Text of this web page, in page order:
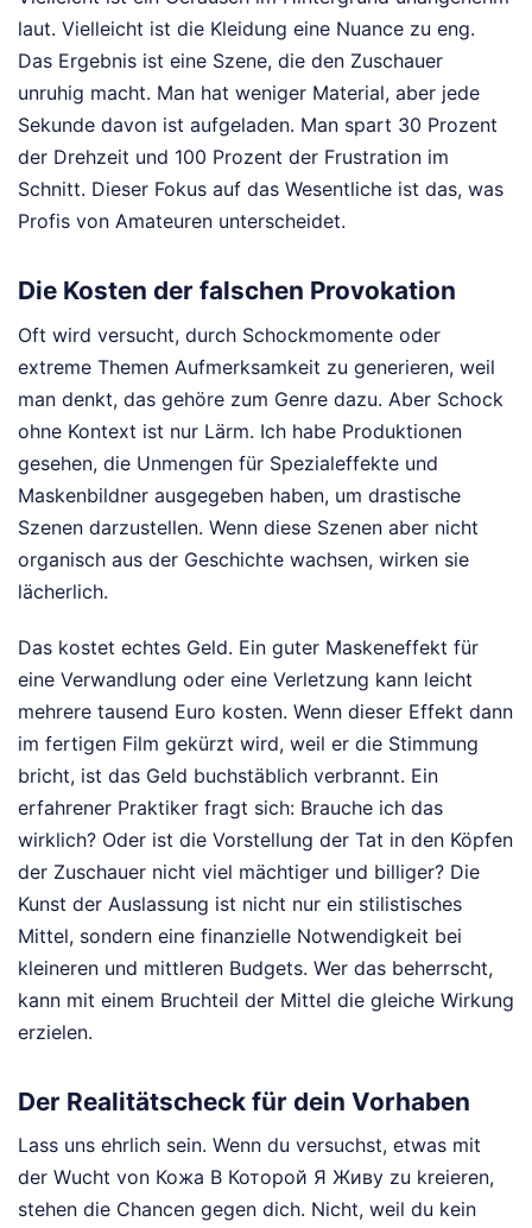
laut. Vielleicht ist die Kleidung eine Nuance zu eng.
Das Ergebnis ist eine Szene, die den Zuschauer
unruhig macht. Man hat weniger Material, aber jede
Sekunde davon ist aufgeladen. Man spart 30 Prozent
der Drehzeit und 100 Prozent der Frustration im
Schnitt. Dieser Fokus auf das Wesentliche ist das, was
Profis von Amateuren unterscheidet.
Die Kosten der falschen Provokation
Oft wird versucht, durch Schockmomente oder
extreme Themen Aufmerksamkeit zu generieren, weil
man denkt, das gehöre zum Genre dazu. Aber Schock
ohne Kontext ist nur Lärm. Ich habe Produktionen
gesehen, die Unmengen für Spezialeffekte und
Maskenbildner ausgegeben haben, um drastische
Szenen darzustellen. Wenn diese Szenen aber nicht
organisch aus der Geschichte wachsen, wirken sie
lächerlich.
Das kostet echtes Geld. Ein guter Maskeneffekt für
eine Verwandlung oder eine Verletzung kann leicht
mehrere tausend Euro kosten. Wenn dieser Effekt dann
im fertigen Film gekürzt wird, weil er die Stimmung
bricht, ist das Geld buchstäblich verbrannt. Ein
erfahrener Praktiker fragt sich: Brauche ich das
wirklich? Oder ist die Vorstellung der Tat in den Köpfen
der Zuschauer nicht viel mächtiger und billiger? Die
Kunst der Auslassung ist nicht nur ein stilistisches
Mittel, sondern eine finanzielle Notwendigkeit bei
kleineren und mittleren Budgets. Wer das beherrscht,
kann mit einem Bruchteil der Mittel die gleiche Wirkung
erzielen.
Der Realitätscheck für dein Vorhaben
Lass uns ehrlich sein. Wenn du versuchst, etwas mit
der Wucht von Кожа В Которой Я Живу zu kreieren,
stehen die Chancen gegen dich. Nicht, weil du kein